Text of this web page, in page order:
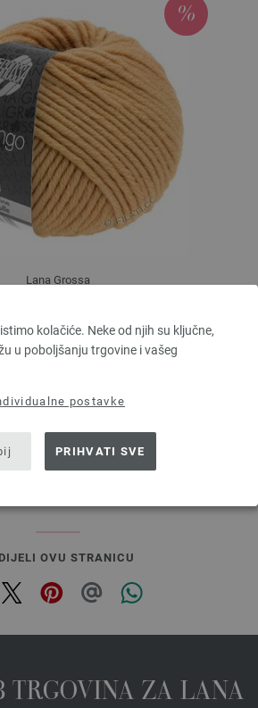
kolačiće. Neke od njih su ključne,
u poboljšanju trgovine i vašeg
postavke
PRIHVATI SVE
Lana Grossa
% Djevicavuna Merino
otprilike 55 m / 50 g
Većina igle: 6 - 7
$RRP: 5,84 $
next
OVU STRANICU
TRGOVINA ZA LANA